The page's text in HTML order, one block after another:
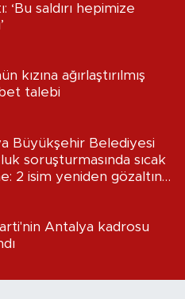
‘Bu saldırı hepimize
kızına ağırlaştırılmış
talebi
Büyükşehir Belediyesi
soruşturmasında sıcak
2 isim yeniden gözaltına
Antalya kadrosu